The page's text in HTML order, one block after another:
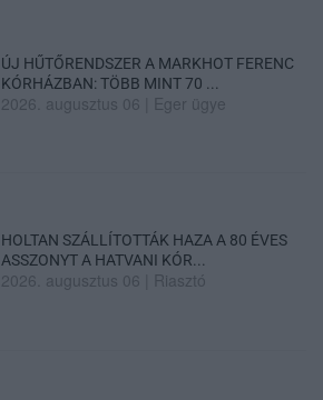
ÚJ HŰTŐRENDSZER A MARKHOT FERENC
KÓRHÁZBAN: TÖBB MINT 70 ...
2026. augusztus 06 Eger ügye
HOLTAN SZÁLLÍTOTTÁK HAZA A 80 ÉVES
ASSZONYT A HATVANI KÓR...
2026. augusztus 06 Riasztó